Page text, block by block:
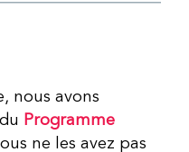
nous avons
Programme
ne les avez pas